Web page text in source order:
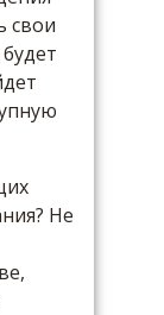
свои
Не